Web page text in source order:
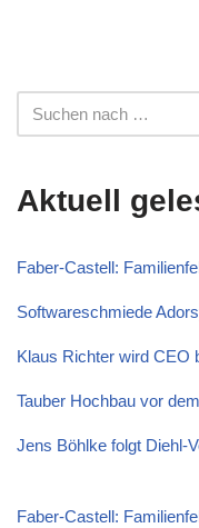
Aktuell
Faber-Castell:
Softwareschmiede
Klaus Richter wird CEO
Tauber Hochbau vor
Jens Böhlke folgt Diehl-
Faber-Castell: